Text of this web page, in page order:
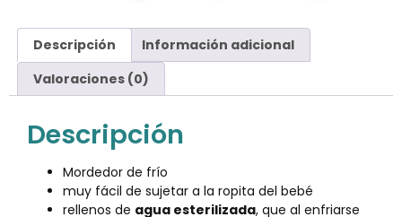
Descripción
Información adicional
Valoraciones (0)
Descripción
Mordedor de frío
muy fácil de sujetar a la ropita del bebé
rellenos de agua esterilizada, que al enfriarse